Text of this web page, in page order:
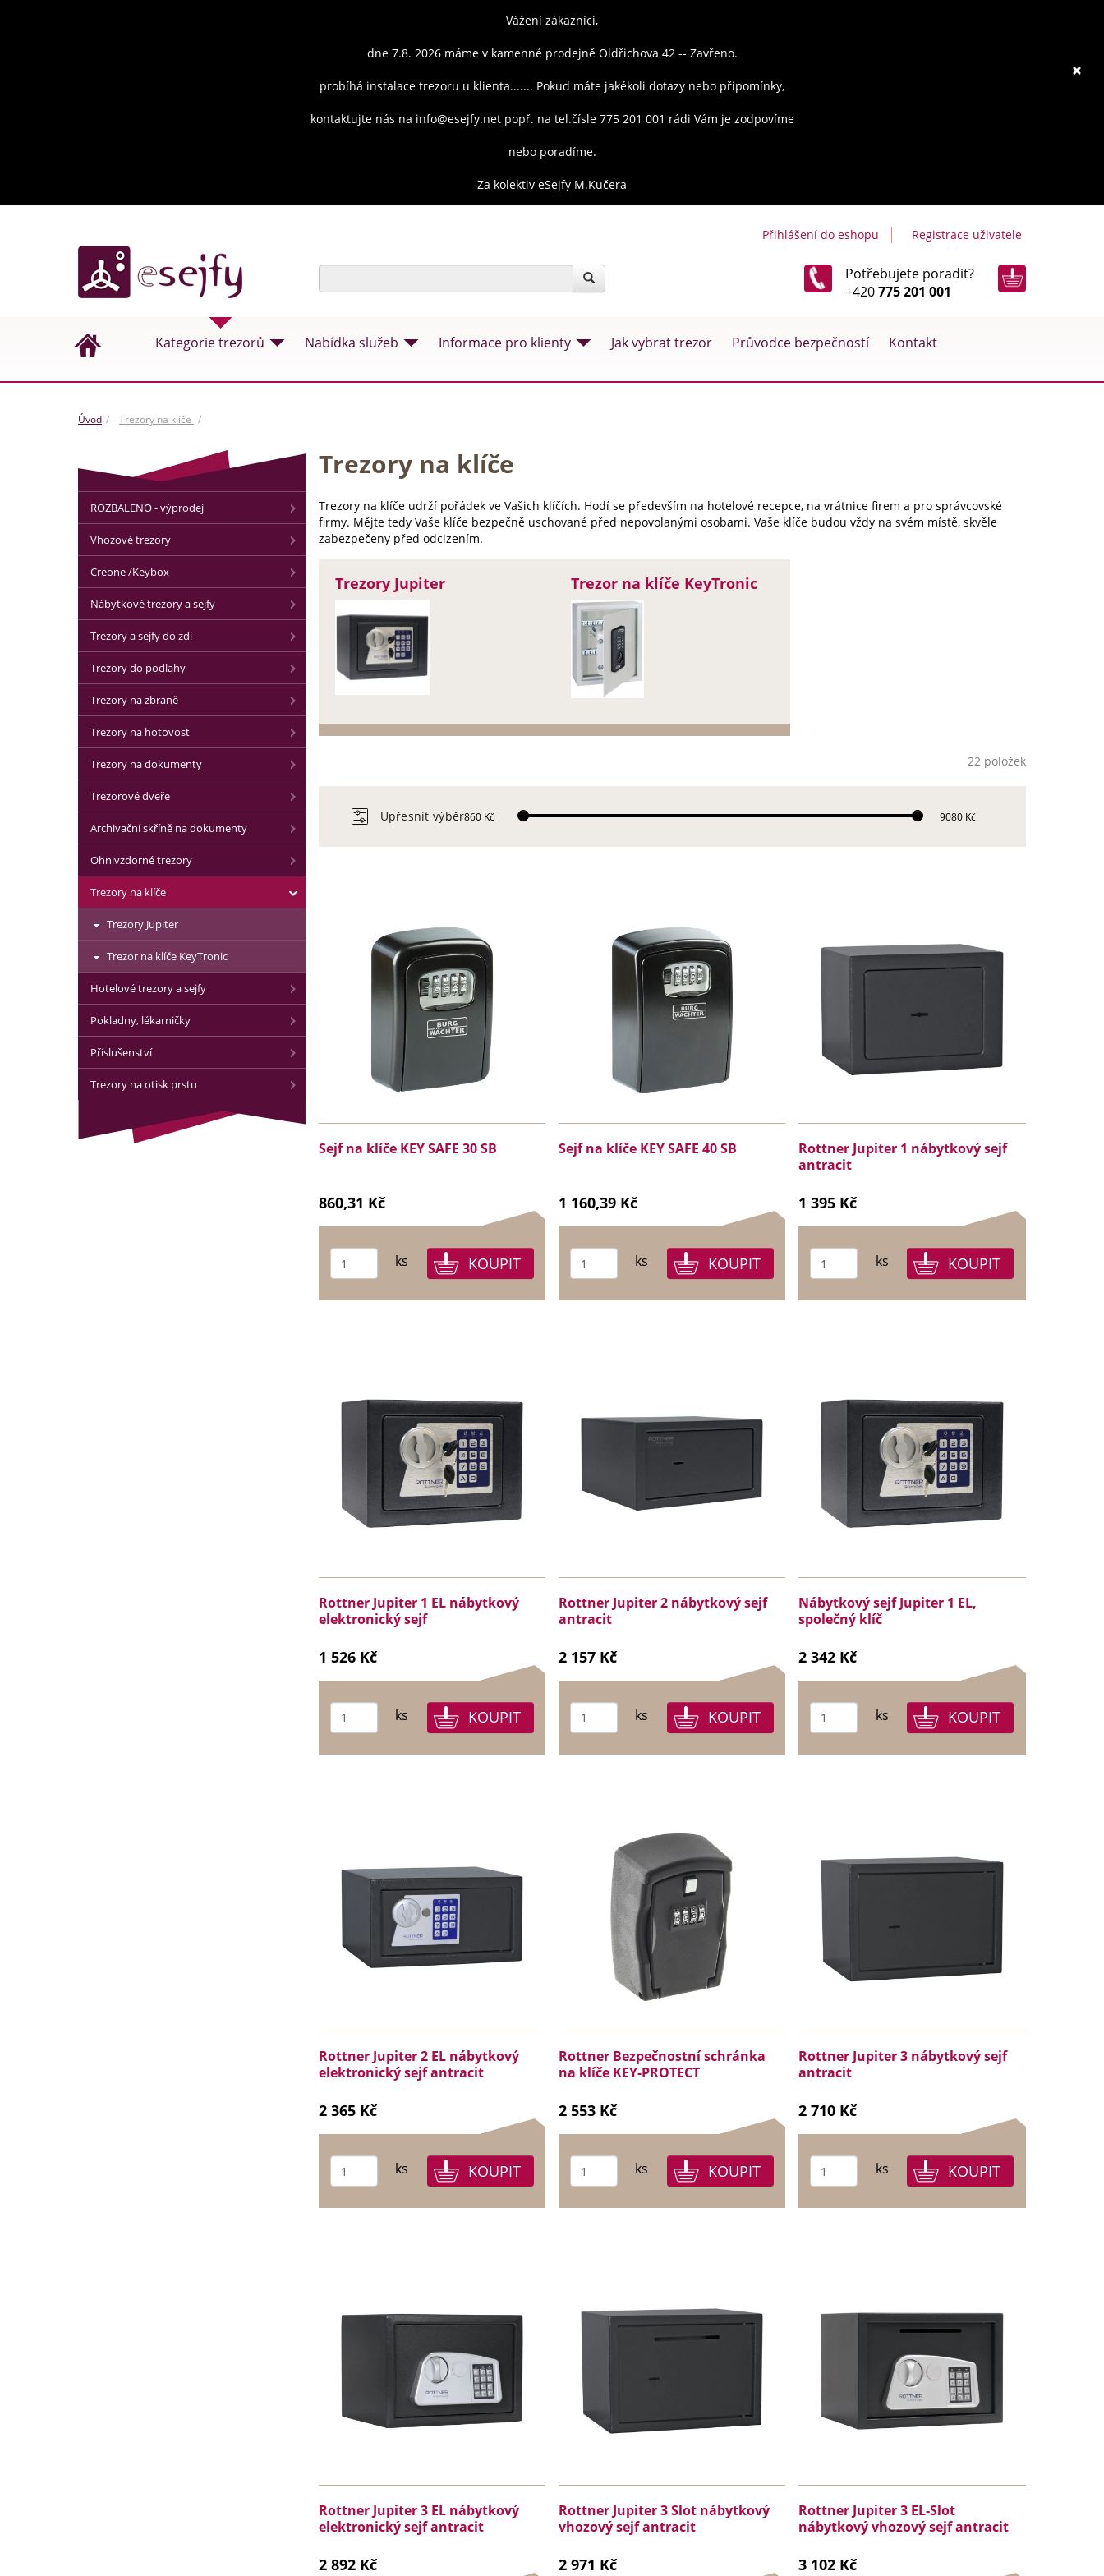
×
Vážení zákazníci,
dne 7.8. 2026 máme v kamenné prodejně Oldřichova 42 -- Zavřeno.
probíhá instalace trezoru u klienta....... Pokud máte jakékoli dotazy nebo připomínky,
kontaktujte nás na info@esejfy.net popř. na tel.čísle 775 201 001 rádi Vám je zodpovíme
nebo poradíme.
Za kolektiv eSejfy M.Kučera
Přihlášení do eshopu Registrace uživatele
Potřebujete poradit?
+420775 201 001
Kategorie trezorů Nabídka služeb Informace pro klienty Jak vybrat trezor Průvodce bezpečností Kontakt
Úvod Trezory na klíče
Trezory na klíče
Trezory na klíče udrží pořádek ve Vašich klíčích. Hodí se především na hotelové recepce, na vrátnice firem a pro správcovské
firmy. Mějte tedy Vaše klíče bezpečně uschované před nepovolanými osobami. Vaše klíče budou vždy na svém místě, skvěle
zabezpečeny před odcizením.
Trezory Jupiter Trezor na klíče KeyTronic
22 položek
Upřesnit výběr860 Kč 9080 Kč
Sejf na klíče KEY SAFE 30 SB
860,31 Kč
ks
Sejf na klíče KEY SAFE 40 SB
1 160,39 Kč
ks
Rottner Jupiter 1 nábytkový sejf
antracit
1 395 Kč
ks
Rottner Jupiter 1 EL nábytkový
elektronický sejf
1 526 Kč
ks
Rottner Jupiter 2 nábytkový sejf
antracit
2 157 Kč
ks
Nábytkový sejf Jupiter 1 EL,
společný klíč
2 342 Kč
ks
Rottner Jupiter 2 EL nábytkový
elektronický sejf antracit
2 365 Kč
ks
Rottner Bezpečnostní schránka
na klíče KEY-PROTECT
2 553 Kč
ks
Rottner Jupiter 3 nábytkový sejf
antracit
2 710 Kč
ks
Rottner Jupiter 3 EL nábytkový
elektronický sejf antracit
2 892 Kč
Rottner Jupiter 3 Slot nábytkový
vhozový sejf antracit
2 971 Kč
Rottner Jupiter 3 EL-Slot
nábytkový vhozový sejf antracit
3 102 Kč
ROZBALENO - výprodej
Vhozové trezory
Creone /Keybox
Nábytkové trezory a sejfy
Trezory a sejfy do zdi
Trezory do podlahy
Trezory na zbraně
Trezory na hotovost
Trezory na dokumenty
Trezorové dveře
Archivační skříně na dokumenty
Ohnivzdorné trezory
Trezory na klíče
Trezory Jupiter
Trezor na klíče KeyTronic
Hotelové trezory a sejfy
Pokladny, lékarničky
Příslušenství
Trezory na otisk prstu